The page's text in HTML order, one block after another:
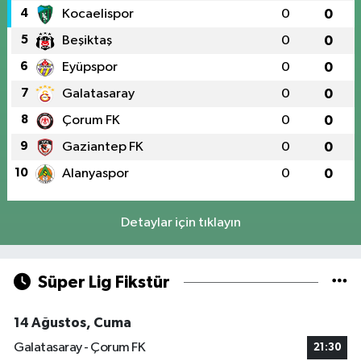
4 Kocaelispor 0 0
5 Beşiktaş 0 0
6 Eyüpspor 0 0
7 Galatasaray 0 0
8 Çorum FK 0 0
9 Gaziantep FK 0 0
10 Alanyaspor 0 0
Detaylar için tıklayın
Süper Lig Fikstür
14 Ağustos, Cuma
Galatasaray - Çorum FK
21:30